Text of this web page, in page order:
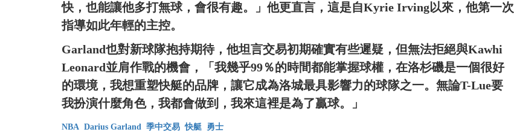
快，也能讓他多打無球，會很有趣。」他更直言，這是自Kyrie Irving以來，他第一次
指導如此年輕的主控。
Garland也對新球隊抱持期待，他坦言交易初期確實有些遲疑，但無法拒絕與Kawhi
Leonard並肩作戰的機會，「我幾乎99％的時間都能掌握球權，在洛杉磯是一個很好
的環境，我想重塑快艇的品牌，讓它成為洛城最具影響力的球隊之一。無論T-Lue要
我扮演什麼角色，我都會做到，我來這裡是為了贏球。」
NBA Darius Garland 季中交易 快艇 勇士